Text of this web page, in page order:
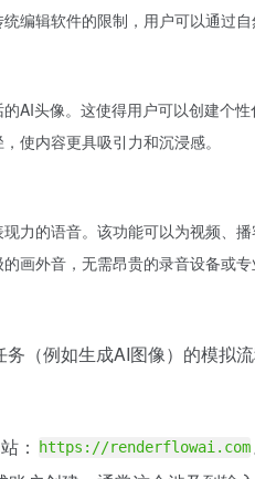
编辑软件的限制，用户可以通过
AI头像。这使得用户可以创建个
使内容更具吸引力和沉浸感。
力的语音。该功能可以为视频、
画外音，无需昂贵的录音设备或专
（例如生成AI图像）的模拟流
：
https://renderflowai.com